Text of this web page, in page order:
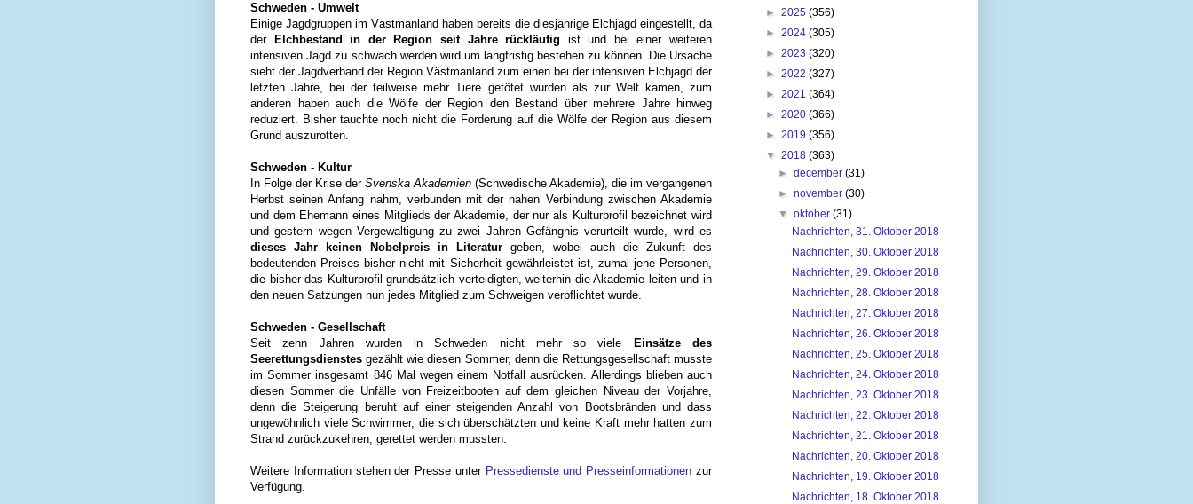
Schweden - Umwelt
Einige Jagdgruppen im Västmanland haben bereits die diesjährige Elchjagd eingestellt, da
der
Elchbestand in der Region seit Jahre rückläufig ist und bei einer weiteren
intensiven Jagd zu schwach werden wird um langfristig bestehen zu können. Die Ursache
sieht der Jagdverband der Region Västmanland zum einen bei der intensiven Elchjagd der
letzten Jahre, bei der teilweise mehr Tiere getötet wurden als zur Welt kamen, zum
anderen haben auch die Wölfe der Region den Bestand über mehrere Jahre hinweg
reduziert. Bisher tauchte noch nicht die Forderung auf die Wölfe der Region aus diesem
Grund auszurotten.
Schweden - Kultur
In Folge der Krise der Svenska Akademien (Schwedische Akademie), die im vergangenen
Herbst seinen Anfang nahm, verbunden mit der nahen Verbindung zwischen Akademie
und dem Ehemann eines Mitglieds der Akademie, der nur als Kulturprofil bezeichnet wird
und gestern wegen Vergewaltigung zu zwei Jahren Gefängnis verurteilt wurde, wird es
dieses Jahr keinen Nobelpreis in Literatur geben, wobei auch die Zukunft des
bedeutenden Preises bisher nicht mit Sicherheit gewährleistet ist, zumal jene Personen,
die bisher das Kulturprofil grundsätzlich verteidigten, weiterhin die Akademie leiten und in
den neuen Satzungen nun jedes Mitglied zum Schweigen verpflichtet wurde.
Schweden - Gesellschaft
Seit zehn Jahren wurden in Schweden nicht mehr so viele
Einsätze des
Seerettungsdienstes gezählt wie diesen Sommer, denn die Rettungsgesellschaft musste
im Sommer insgesamt 846 Mal wegen einem Notfall ausrücken. Allerdings blieben auch
diesen Sommer die Unfälle von Freizeitbooten auf dem gleichen Niveau der Vorjahre,
denn die Steigerung beruht auf einer steigenden Anzahl von Bootsbränden und dass
ungewöhnlich viele Schwimmer, die sich überschätzten und keine Kraft mehr hatten zum
Strand zurückzukehren, gerettet werden mussten.
Weitere Information stehen der Presse unter Pressedienste und Presseinformationen zur
Verfügung.
► 2025 (356)
► 2024 (305)
► 2023 (320)
► 2022 (327)
► 2021 (364)
► 2020 (366)
► 2019 (356)
▼ 2018 (363)
►december(31)
►november(30)
▼oktober(31)
Nachrichten, 31. Oktober 2018
Nachrichten, 30. Oktober 2018
Nachrichten, 29. Oktober 2018
Nachrichten, 28. Oktober 2018
Nachrichten, 27. Oktober 2018
Nachrichten, 26. Oktober 2018
Nachrichten, 25. Oktober 2018
Nachrichten, 24. Oktober 2018
Nachrichten, 23. Oktober 2018
Nachrichten, 22. Oktober 2018
Nachrichten, 21. Oktober 2018
Nachrichten, 20. Oktober 2018
Nachrichten, 19. Oktober 2018
Nachrichten, 18. Oktober 2018